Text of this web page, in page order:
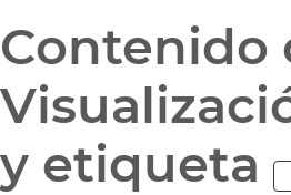
Contenido
y etiqueta